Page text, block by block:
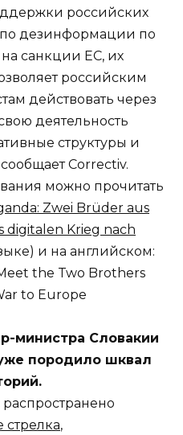
российских
дезинформации по
санкции ЕС, их
российским
действовать через
деятельность
структуры и
Correctiv.
можно прочитать
Zwei Brüder aus
digitalen Krieg nach
и на английском:
the Two Brothers
to Europe
министра Словакии
породило шквал
,